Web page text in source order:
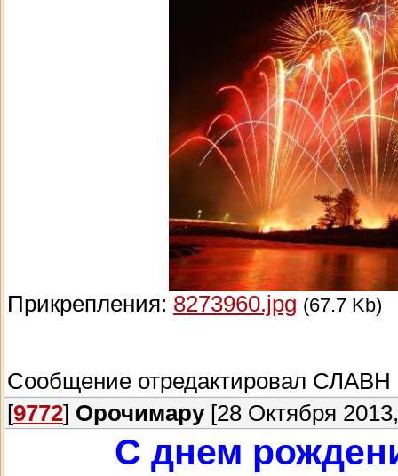
Прикрепления: 8273960.jpg (67.7 Kb)
Сообщение отредактировал СЛАВН
[9772] Орочимару[28 Октября
С днем